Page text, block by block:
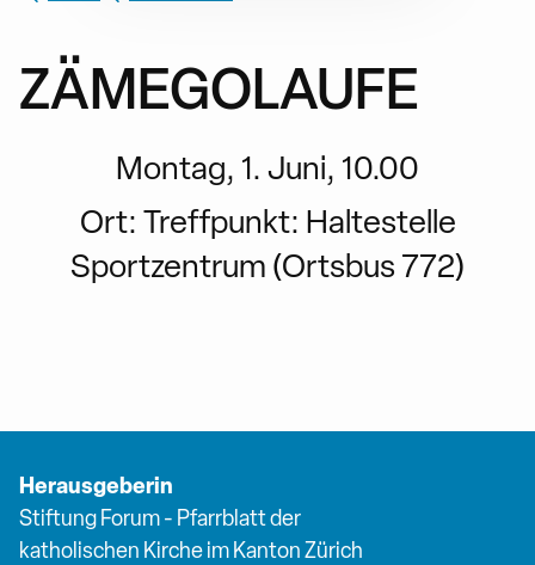
ZÄMEGOLAUFE
Montag, 1. Juni, 10.00
Ort: Treffpunkt: Haltestelle
Sportzentrum (Ortsbus 772)
Herausgeberin
Stiftung Forum - Pfarrblatt der
katholischen Kirche im Kanton Zürich